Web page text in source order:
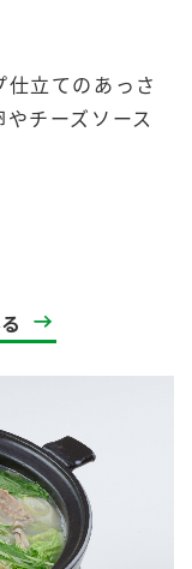
ん酢
モン果汁
すしの素
ブ）
立てのあっさ
チーズソース